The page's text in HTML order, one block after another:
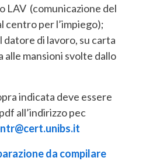
LAV (comunicazione del
centro per l’impiego);
datore di lavoro, su carta
mansioni svolte dallo
indicata deve essere
all’indirizzo pec
da compilare